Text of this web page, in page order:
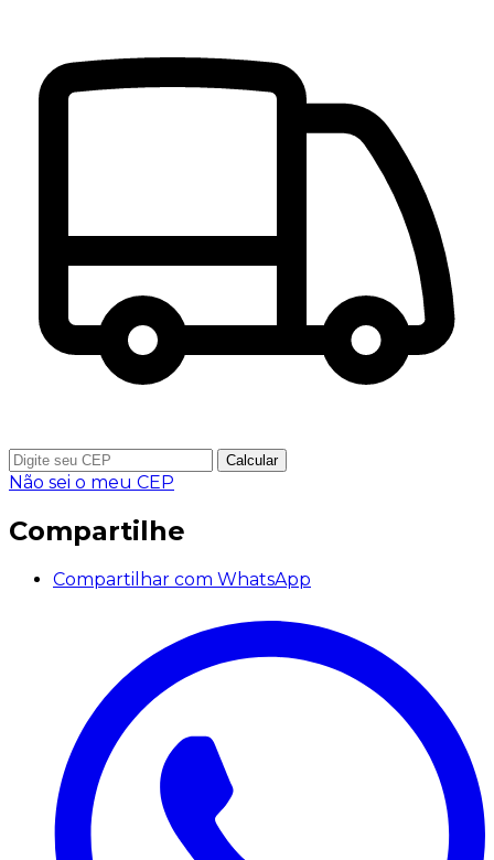
Calcular
Não sei o meu CEP
Compartilhe
Compartilhar com WhatsApp